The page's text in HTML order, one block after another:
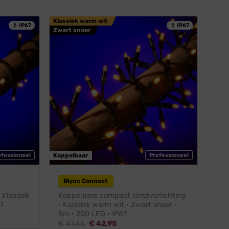
💧 IP67 💧 IP67
Professioneel
Klassiek warm wit
Zwart snoer
Koppelbaar
Blynx Connect
Koppelbare compact kerstverlichting
· Klassiek warm wit · Zwart snoer ·
5m · 200 LED · IP67
€47,45 Oorspronkelijke
€42,95Huidige